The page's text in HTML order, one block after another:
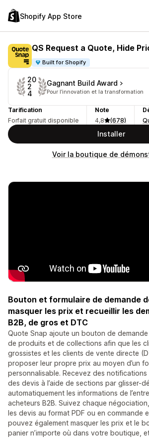
Shopify App Store
QS Request a Quote, Hide
Built for Shopify
20
2
4
Gagnant Build Award
Pour l’innovation et la transformation
Tarification
Forfait gratuit disponible
Note
4,8
(678)
Installer
Voir la boutique de
Bouton et formulaire de demande
masquer les prix et recueillir les
B2B, de gros et DTC
Quote Snap ajoute un bouton de
de produits et de collections afin que les
grossistes et les clients de vente directe
proposer leur propre prix au moyen d’un
personnalisable. Recevez des
des devis à l’aide de sections par glisser-
automatiquement les informations de
acheteurs B2B. Suivez chaque
les devis au format PDF ou en commande
pouvez également masquer les prix et le
panier n’importe où dans votre boutique,